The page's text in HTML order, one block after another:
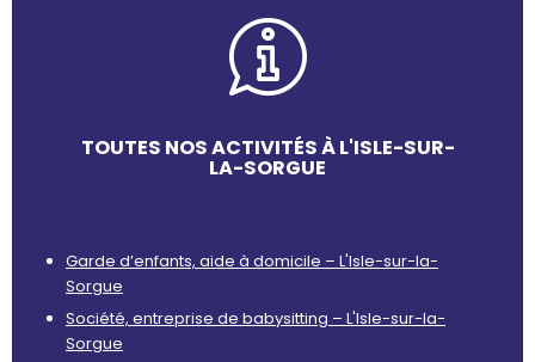
TOUTES NOS ACTIVITÉS À L'ISLE-SUR-
LA-SORGUE
Garde d’enfants, aide à domicile – L'Isle-sur-la-
Sorgue
Société, entreprise de babysitting – L'Isle-sur-la-
Sorgue